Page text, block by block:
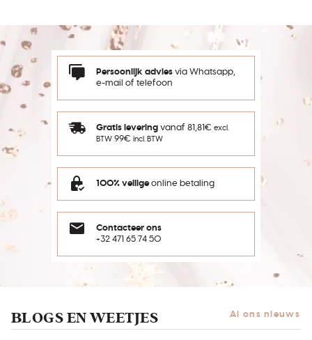
Persoonlijk advies via Whatsapp,
e-mail of telefoon
Gratis levering vanaf 81,81€ excl.
BTW 99€ incl. BTW
100% veilige online betaling
Contacteer ons
+32 471 65 74 50
BLOGS EN WEETJES Al ons nieuws